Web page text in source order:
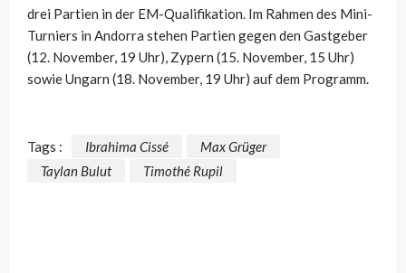
drei Partien in der EM-Qualifikation. Im Rahmen des Mini-
Turniers in Andorra stehen Partien gegen den Gastgeber
(12. November, 19 Uhr), Zypern (15. November, 15 Uhr)
sowie Ungarn (18. November, 19 Uhr) auf dem Programm.
Tags : Ibrahima Cissé
Max Grüger
Taylan Bulut
Timothé Rupil